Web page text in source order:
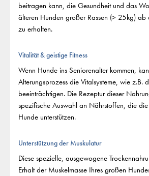
beitragen kann, die Gesundheit und das
älteren Hunden großer Rassen (> 25kg) ab
zu erhalten.
Vitalität & geistige Fitness
Wenn Hunde ins Seniorenalter kommen,
Alterungsprozess die Vitalsysteme, wie z.B.
beeinträchtigen. Die Rezeptur dieser
spezifische Auswahl an Nährstoffen, die
Hunde unterstützen.
Unterstützung der Muskulatur
Diese spezielle, ausgewogene
Erhalt der Muskelmasse Ihres großen